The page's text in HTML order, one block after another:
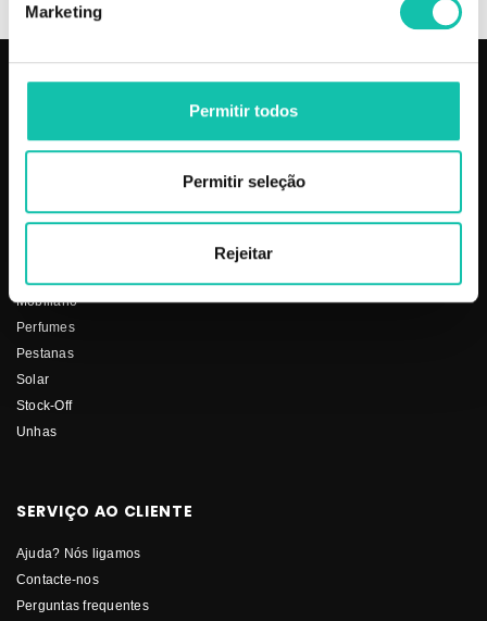
Marketing
Permitir todos
Permitir seleção
Rejeitar
Aparelhos
Depilação
Mobiliário
Perfumes
Pestanas
Solar
Stock-Off
Unhas
COSMÉTICA CLICK
Sobre nós
Os nossos preços
Fornecedores
Social
SERVIÇO AO CLIENTE
Ajuda? Nós ligamos
Contacte-nos
Perguntas frequentes